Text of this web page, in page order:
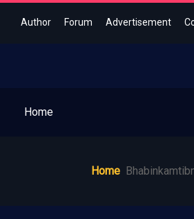
Author Forum Advertisement
Home
Home